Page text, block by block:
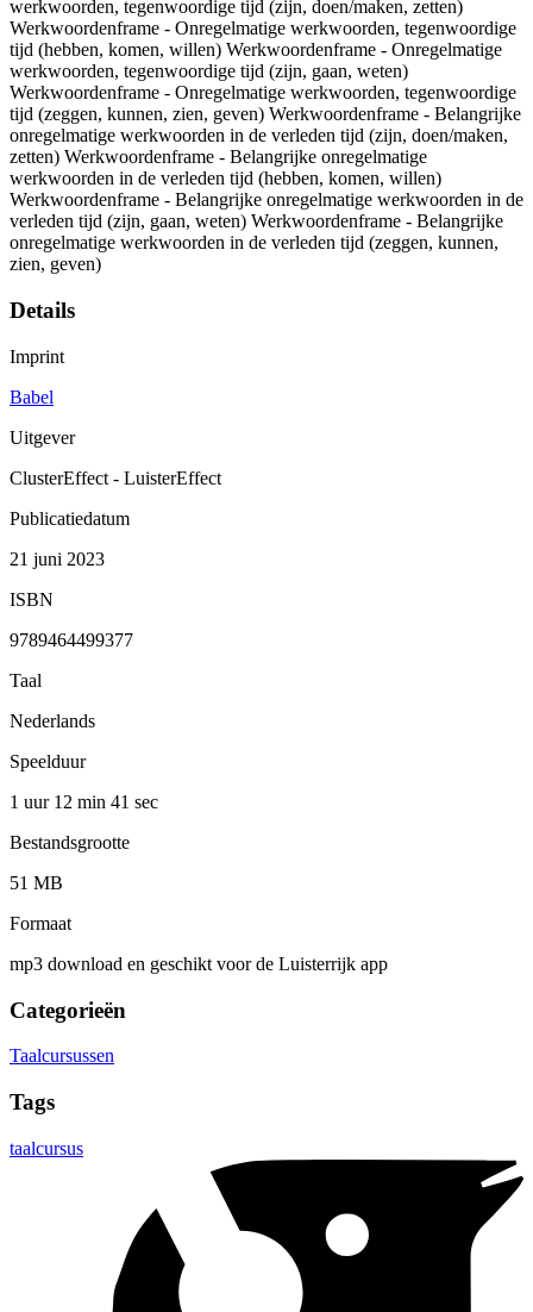
werkwoorden, tegenwoordige tijd (zijn, doen/maken, zetten)
Werkwoordenframe - Onregelmatige werkwoorden, tegenwoordige
tijd (hebben, komen, willen) Werkwoordenframe - Onregelmatige
werkwoorden, tegenwoordige tijd (zijn, gaan, weten)
Werkwoordenframe - Onregelmatige werkwoorden, tegenwoordige
tijd (zeggen, kunnen, zien, geven) Werkwoordenframe - Belangrijke
onregelmatige werkwoorden in de verleden tijd (zijn, doen/maken,
zetten) Werkwoordenframe - Belangrijke onregelmatige
werkwoorden in de verleden tijd (hebben, komen, willen)
Werkwoordenframe - Belangrijke onregelmatige werkwoorden in de
verleden tijd (zijn, gaan, weten) Werkwoordenframe - Belangrijke
onregelmatige werkwoorden in de verleden tijd (zeggen, kunnen,
zien, geven)
Details
Imprint
Babel
Uitgever
ClusterEffect - LuisterEffect
Publicatiedatum
21 juni 2023
ISBN
9789464499377
Taal
Nederlands
Speelduur
1 uur 12 min 41 sec
Bestandsgrootte
51 MB
Formaat
mp3 download en geschikt voor de Luisterrijk app
Categorieën
Taalcursussen
Tags
taalcursus